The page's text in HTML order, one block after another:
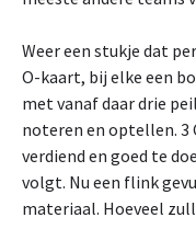
Weer een stukje dat
O-kaart, bij elke een
met vanaf daar drie
noteren en optellen. 3
verdiend en goed te
volgt. Nu een flink
materiaal. Hoeveel